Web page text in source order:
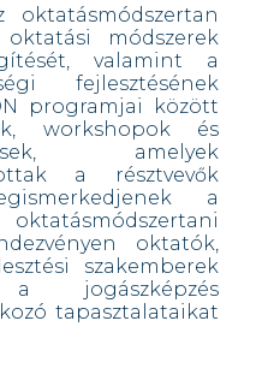
módszerek
valamint a
fejlesztésének
programjai között
workshopok és
amelyek
a résztvevők
a
oktatók,
szakemberek
jogászképzés
tapasztalataikat